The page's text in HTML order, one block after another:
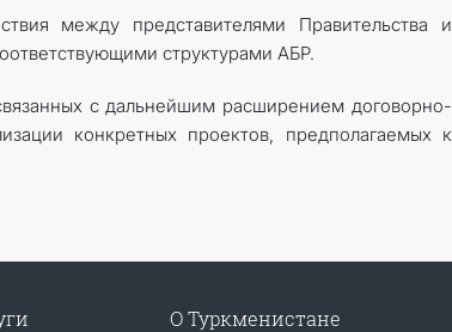
между представителями Правительства и
структурами АБР.
с дальнейшим расширением договорно-
конкретных проектов, предполагаемых к
О Туркменистане